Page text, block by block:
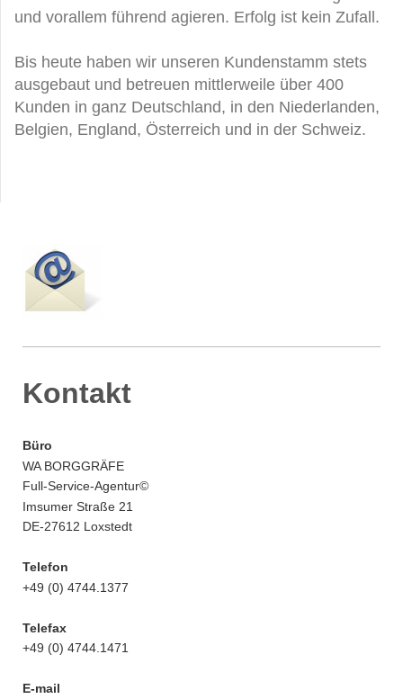
und vorallem führend agieren. Erfolg ist kein Zufall.
Bis heute haben wir unseren Kundenstamm stets
ausgebaut und betreuen mittlerweile über 400
Kunden in ganz Deutschland, in den Niederlanden,
Belgien, England, Österreich und in der Schweiz.
Kontakt
Büro
WA BORGGRÄFE
Full-Service-Agentur©
Imsumer Straße 21
DE-27612 Loxstedt
Telefon
+49 (0) 4744.1377
Telefax
+49 (0) 4744.1471
E-mail